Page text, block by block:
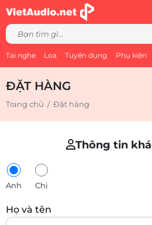
Tai nghe Loa Tuyển dụng Phụ kiện
ĐẶT HÀNG
Trang chủ / Đặt hàng
Thông tin
Anh Chị
Họ và tên